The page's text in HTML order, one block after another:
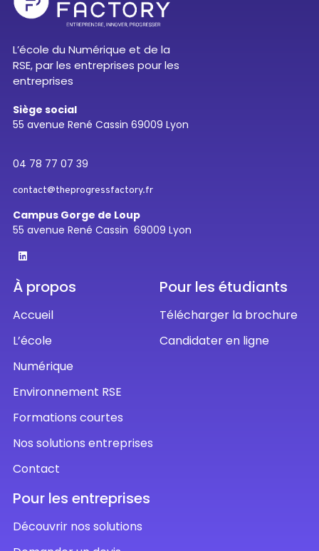
L’école du Numérique et de la
RSE, par les entreprises pour les
entreprises
Siège social
55 avenue René Cassin 69009 Lyon
04 78 77 07 39
contact@theprogressfactory.fr
Campus Gorge de Loup
55 avenue René Cassin 69009 Lyon
À propos
Accueil
L’école
Numérique
Environnement RSE
Formations courtes
Nos solutions entreprises
Contact
Pour les étudiants
Télécharger la brochure
Candidater en ligne
Pour les entreprises
Découvrir nos solutions